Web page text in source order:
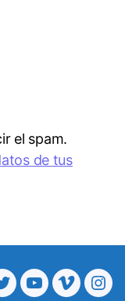
el spam.
de tus
T Y V I